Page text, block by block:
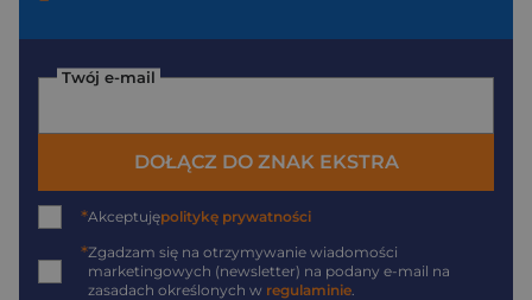
Twój e-mail
DOŁĄCZ DO ZNAK EKSTRA
*Akceptujępolitykę prywatności
*Zgadzam się na otrzymywanie wiadomości
marketingowych (newsletter) na podany e-mail na
zasadach określonych w regulaminie